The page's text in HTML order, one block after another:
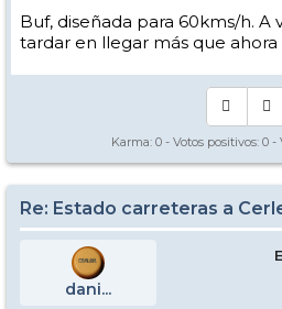
Buf, diseñada para 60kms/h. A
tardar en llegar más que ahora
Karma: 0 - Votos positivos: 0 -
Re: Estado carreteras a
dani...